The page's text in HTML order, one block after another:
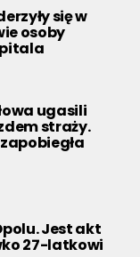
się w
osoby
ugasili
straży.
Jest akt
27-latkowi